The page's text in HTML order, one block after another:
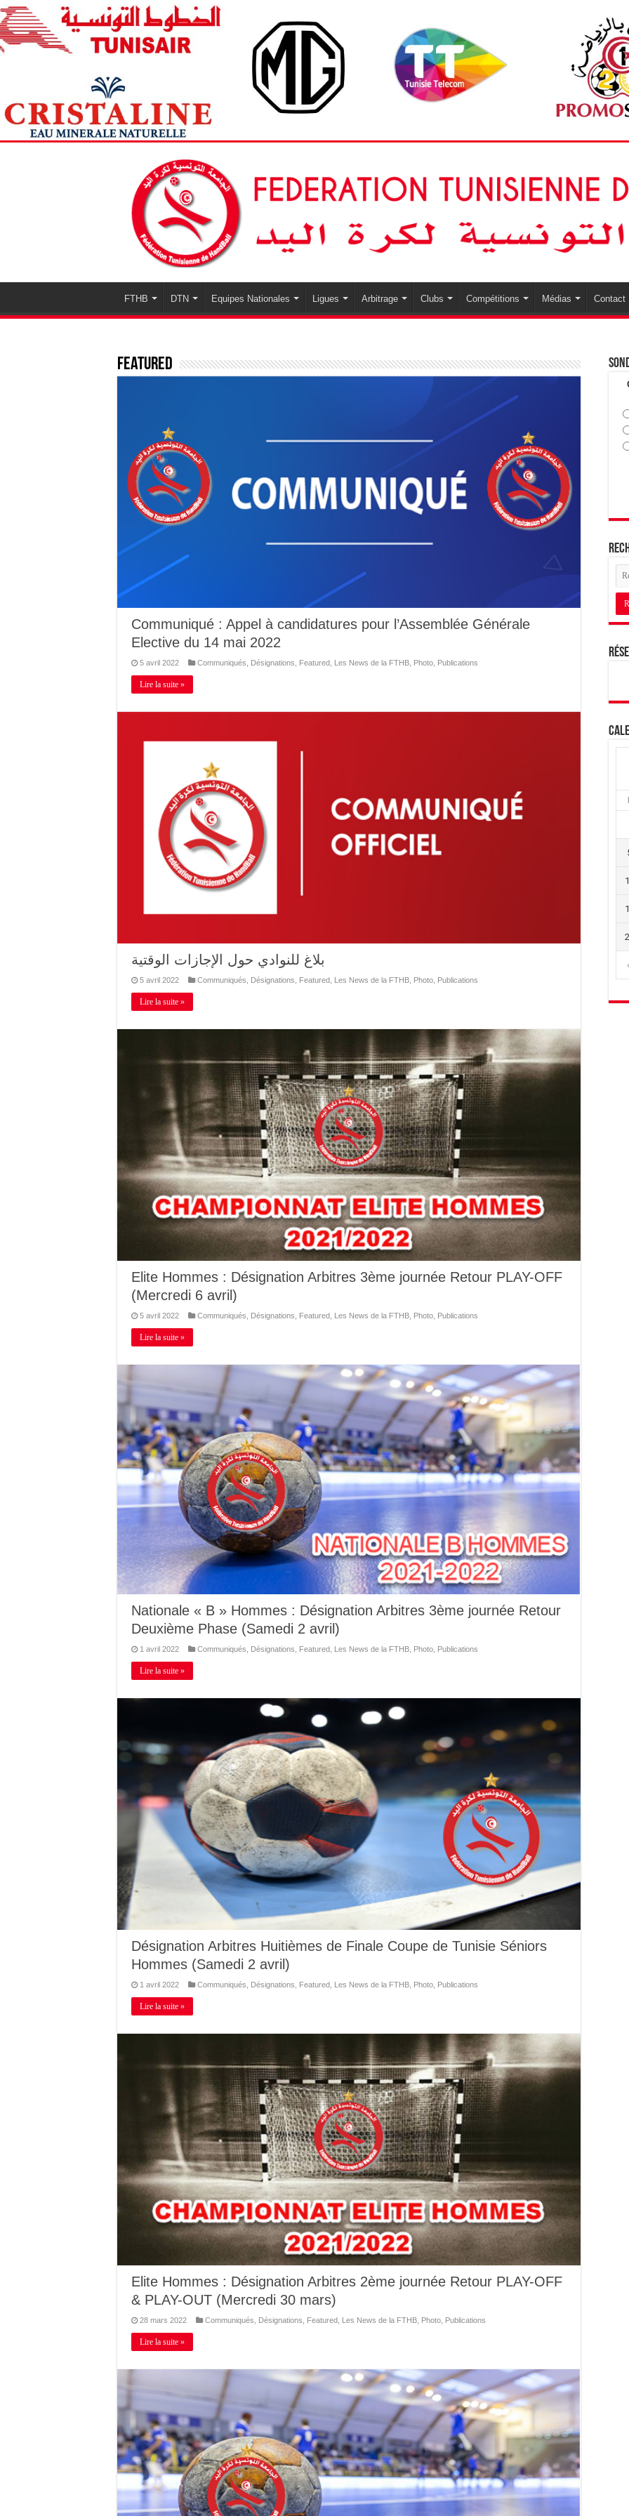
FTHB DTN Equipes Nationales Ligues Arbitrage Clubs Compétitions Médias Contact
Featured
Communiqué : Appel à candidatures pour l’Assemblée Générale
Elective du 14 mai 2022
5 avril 2022 Communiqués Désignations Featured Les News de la FTHB Photo Publications
Lire la suite »
بلاغ للنوادي حول الإجازات الوقتية
5 avril 2022 Communiqués Désignations Featured Les News de la FTHB Photo Publications
Lire la suite »
Elite Hommes : Désignation Arbitres 3ème journée Retour PLAY-OFF
(Mercredi 6 avril)
5 avril 2022 Communiqués Désignations Featured Les News de la FTHB Photo Publications
Lire la suite »
Nationale « B » Hommes : Désignation Arbitres 3ème journée Retour
Deuxième Phase (Samedi 2 avril)
1 avril 2022 Communiqués, Désignations, Featured, Les News de la FTHB, Photo, Publications
Lire la suite »
Désignation Arbitres Huitièmes de Finale Coupe de Tunisie Séniors
Hommes (Samedi 2 avril)
1 avril 2022 Communiqués, Désignations, Featured, Les News de la FTHB, Photo, Publications
Lire la suite »
Elite Hommes : Désignation Arbitres 2ème journée Retour PLAY-OFF
& PLAY-OUT (Mercredi 30 mars)
28 mars 2022 Communiqués, Désignations, Featured, Les News de la FTHB, Photo, Publications
Lire la suite »
L